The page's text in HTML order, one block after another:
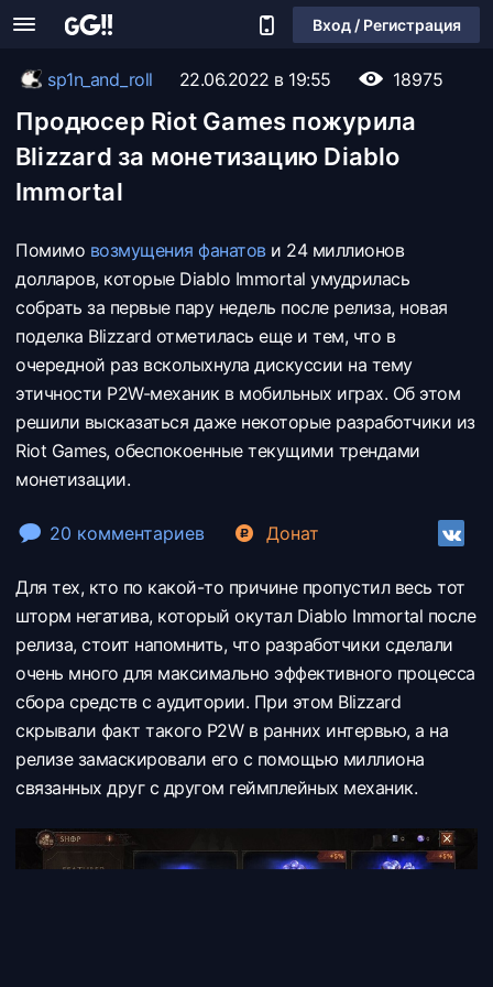
Вход / Регистрация
sp1n_and_roll 22.06.2022 в 19:55 18975
Продюсер Riot Games пожурила
Blizzard за монетизацию Diablo
Immortal
Помимо возмущения фанатови 24 миллионов
долларов, которые Diablo Immortal умудрилась
собрать за первые пару недель после релиза, новая
поделка Blizzard отметилась еще и тем, что в
очередной раз всколыхнула дискуссии на тему
этичности P2W-механик в мобильных играх. Об этом
решили высказаться даже некоторые разработчики из
Riot Games, обеспокоенные текущими трендами
монетизации.
20 комментариев Донат
Для тех, кто по какой-то причине пропустил весь тот
шторм негатива, который окутал Diablo Immortal после
релиза, стоит напомнить, что разработчики сделали
очень много для максимально эффективного процесса
сбора средств с аудитории. При этом Blizzard
скрывали факт такого P2W в ранних интервью, а на
релизе замаскировали его с помощью миллиона
связанных друг с другом геймплейных механик.